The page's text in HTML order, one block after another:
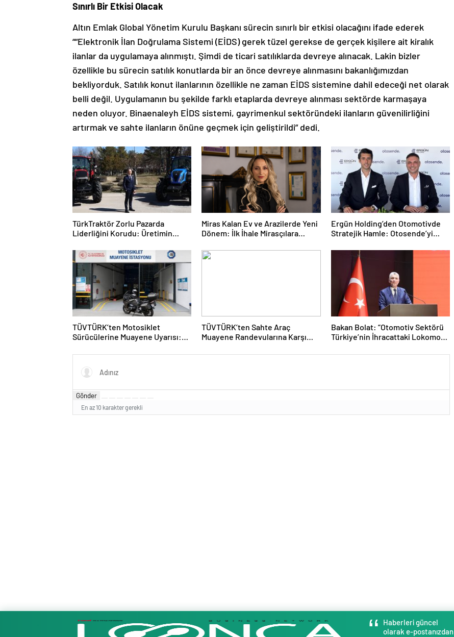
Sınırlı Bir Etkisi Olacak
Altın Emlak Global Yönetim Kurulu Başkanı sürecin sınırlı bir etkisi olacağını ifade ederek
““Elektronik İlan Doğrulama Sistemi (EİDS) gerek tüzel gerekse de gerçek kişilere ait kiralık
ilanlar da uygulamaya alınmıştı. Şimdi de ticari satılıklarda devreye alınacak. Lakin bizler
özellikle bu sürecin satılık konutlarda bir an önce devreye alınmasını bakanlığımızdan
bekliyorduk. Satılık konut ilanlarının özellikle ne zaman EİDS sistemine dahil edeceği net olarak
belli değil. Uygulamanın bu şekilde farklı etaplarda devreye alınması sektörde karmaşaya
neden oluyor. Binaenaleyh EİDS sistemi, gayrimenkul sektöründeki ilanların güvenilirliğini
artırmak ve sahte ilanların önüne geçmek için geliştirildi” dedi.
TürkTraktör Zorlu Pazarda
Liderliğini Korudu: Üretimin
74’ünü Karşıladı
Miras Kalan Ev ve Arazilerde Yeni
Dönem: İlk İhale Mirasçılara
Ergün Holding’den Otomotivde
Stratejik Hamle: Otosende’yi
TÜVTÜRK’ten Motosiklet
Sürücülerine Muayene Uyarısı:
Kontrolleri İhmal Etmeyin
TÜVTÜRK’ten Sahte Araç
Muayene Randevularına Karşı
Bakan Bolat: “Otomotiv Sektörü
Türkiye’nin İhracattaki Lokomotif
Gönder
En az 10 karakter gerekli
Haberleri güncel
olarak e-postanızdan